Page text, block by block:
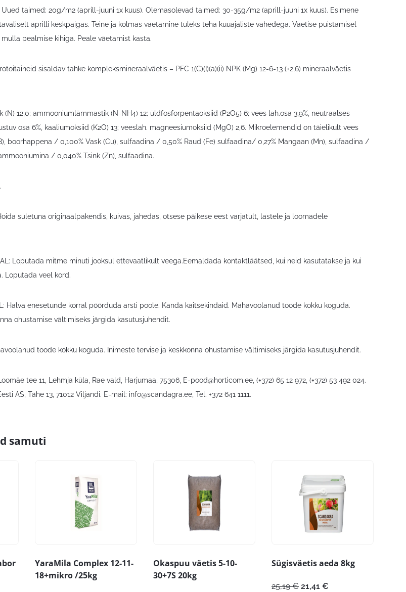
taimed: 20g/m2 (aprill-juuni 1x kuus). Olemasolevad taimed: 30-35g/m2 (aprill-juuni 1x kuus). Esimene
aprilli keskpaigas. Teine ja kolmas väetamine tuleks teha kuuajaliste vahedega. Väetise puistamisel
pealmise kihiga. Peale väetamist kasta.
sisaldav tahke kompleksmineraalväetis – PFC 1(C)(I)(a)(ii) NPK (Mg) 12-6-13 (+2,6) mineraalväetis
(N) 12,0; ammooniumlämmastik (N-NH4) 12; üldfosforpentaoksiid (P2O5) 6; vees lah.osa 3,9%, neutraalses
osa 6%, kaaliumoksiid (K2O) 13; veeslah. magneesiumoksiid (MgO) 2,6. Mikroelemendid on täielikult vees
boorhappena / 0,100% Vask (Cu), sulfaadina / 0,50% Raud (Fe) sulfaadina/ 0,27% Mangaan (Mn), sulfaadina /
/ 0,040% Tsink (Zn), sulfaadina.
suletuna originaalpakendis, kuivas, jahedas, otsese päikese eest varjatult, lastele ja loomadele
Loputada mitme minuti jooksul ettevaatlikult veega.Eemaldada kontaktläätsed, kui neid kasutatakse ja kui
Loputada veel kord.
Halva enesetunde korral pöörduda arsti poole. Kanda kaitsekindaid. Mahavoolanud toode kokku koguda.
ohustamise vältimiseks järgida kasutusjuhendit.
toode kokku koguda. Inimeste tervise ja keskkonna ohustamise vältimiseks järgida kasutusjuhendit.
tee 11, Lehmja küla, Rae vald, Harjumaa, 75306, E-pood@horticom.ee , (+372) 65 12 972, (+372) 53 492 024.
AS, Tähe 13, 71012 Viljandi. E-mail: info@scandagra.ee , Tel. +372 641 1111.
samuti
YaraMila Complex 12-11-
18+mikro /25kg
Okaspuu väetis 5-10-
30+7S 20kg
Sügisväetis aeda 8kg
25,19€ Algne
21,41 €